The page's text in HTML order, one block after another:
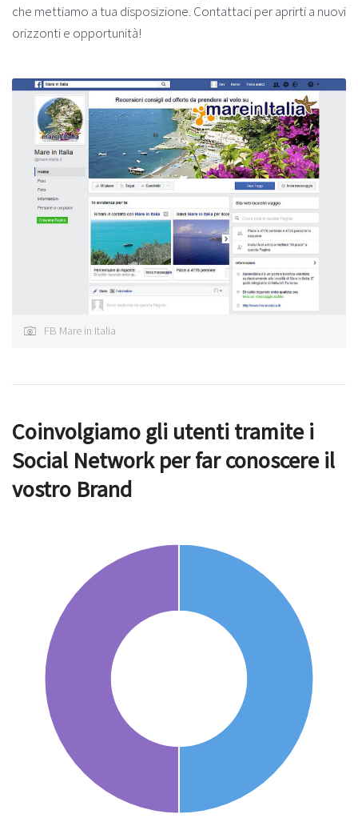
che mettiamo a tua disposizione. Contattaci per aprirti a nuovi
orizzonti e opportunità!
FB Mare in Italia
Coinvolgiamo gli utenti tramite i
Social Network per far conoscere il
vostro Brand